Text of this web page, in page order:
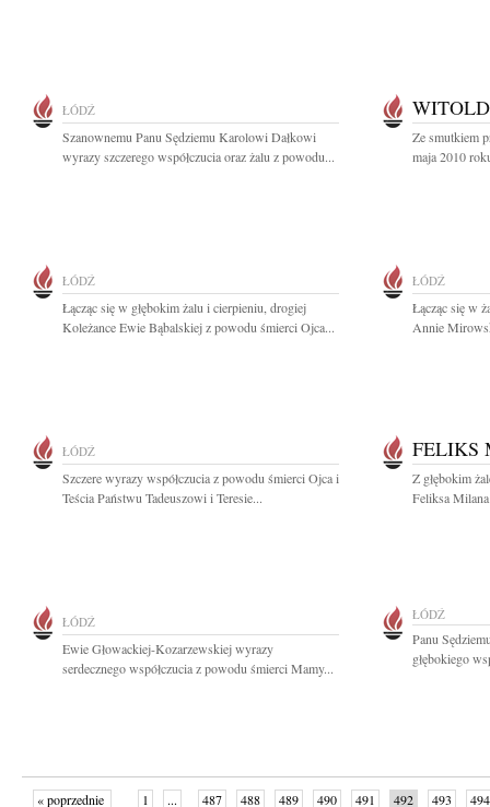
ŁÓDŹ
Szanownemu Panu Sędziemu Karolowi Dałkowi
wyrazy szczerego współczucia oraz żalu z powodu...
Ze smutkiem
maja 2010
ŁÓDŹ
Łącząc się w głębokim żalu i cierpieniu, drogiej
Koleżance Ewie Bąbalskiej z powodu śmierci Ojca...
ŁÓDŹ
Łącząc się w
Annie
ŁÓDŹ
Szczere wyrazy współczucia z powodu śmierci Ojca i
Teścia Państwu Tadeuszowi i Teresie...
FELIKS
Z głębokim
Feliksa Milana
ŁÓDŹ
Ewie Głowackiej-Kozarzewskiej wyrazy
serdecznego współczucia z powodu śmierci Mamy...
ŁÓDŹ
Panu
głębokiego
« poprzednie 1 ... 487 488 489 490 491 492 493 494